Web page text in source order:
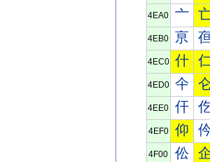
4EA0 亠
4EB0 亰
4EC0 什
4ED0 仐
4EE0 仠
4EF0 仰
4F00 伀